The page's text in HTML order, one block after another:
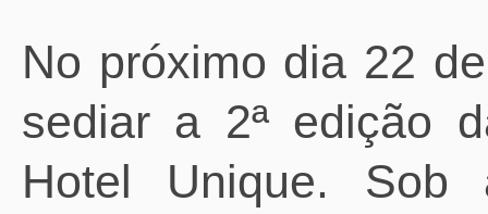
No próximo dia 22
sediar a 2ª edição
Hotel Unique. Sob